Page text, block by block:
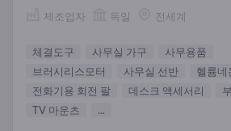
제조업자 독일 전세계
체결도구 사무실 가구
사무용품
브러시리스모터
사무실 선반
헬륨네
전화기용 회전 팔
데스크 액세서리
TV 마운츠
...